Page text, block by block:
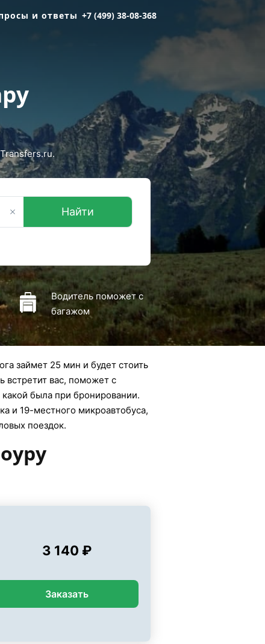
и ответы +7 (499) 38-08-368
Найти
Водитель поможет с
багажом
займет 25 мин и будет стоить
встретит вас, поможет с
была при бронировании.
и 19-местного микроавтобуса,
поездок.
3 140 ₽
Заказать